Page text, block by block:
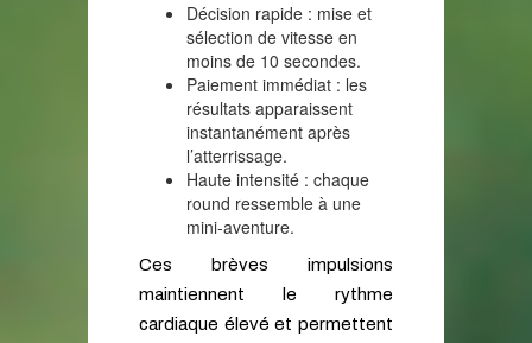
Décision rapide : mise et
sélection de vitesse en
moins de 10 secondes.
Paiement immédiat : les
résultats apparaissent
instantanément après
l’atterrissage.
Haute intensité : chaque
round ressemble à une
mini-aventure.
Ces brèves impulsions
maintiennent le rythme
cardiaque élevé et permettent